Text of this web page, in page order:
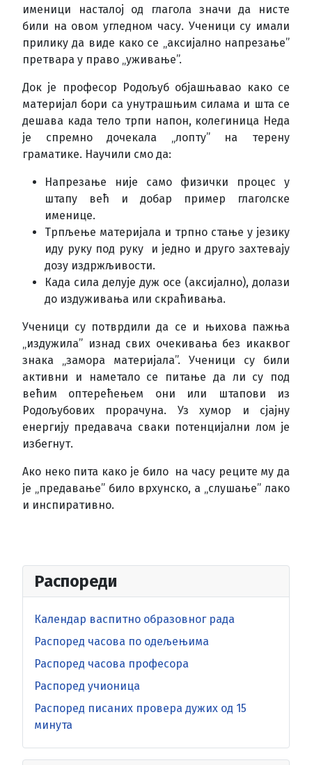
именици насталој од глагола значи да нисте
били на овом угледном часу. Ученици су имали
прилику да виде како се „аксијално напрезање”
претвара у право „уживање”.
Док је професор Родољуб објашњавао како се
материјал бори са унутрашњим силама и шта се
дешава када тело трпи напон, колегиница Неда
је спремно дочекала „лопту” на терену
граматике. Научили смо да:
Напрезање није само физички процес у
штапу већ и добар пример глаголске
именице.
Трпљење материјала и трпно стање у језику
иду руку под руку и једно и друго захтевају
дозу издржљивости.
Када сила делује дуж осе (аксијално), долази
до издуживања или скраћивања.
Ученици су потврдили да се и њихова пажња
„издужила” изнад свих очекивања без икаквог
знака „замора материјала”. Ученици су били
активни и наметало се питање да ли су под
већим оптерећењем они или штапови из
Родољубових прорачуна. Уз хумор и сјајну
енергију предавача сваки потенцијални лом је
избегнут.
Ако неко пита како је било на часу реците му да
је „предавање” било врхунско, а „слушање” лако
и инспиративно.
Распореди
Календар васпитно образовног рада
Распоред часова по одељењима
Распоред часова професора
Распоред учионица
Распоред писаних провера дужих од 15
минута